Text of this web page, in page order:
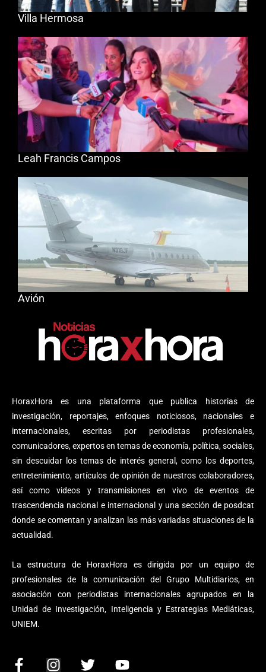
HoraxHora es una plataforma que publica historias de
investigación, reportajes, enfoques noticiosos, nacionales e
internacionales, escritas por periodistas profesionales,
comunicadores, expertos en temas de economía, política, sociales,
sin descuidar los temas de interés general, como los deportes,
entretenimiento, artículos de opinión de nuestros colaboradores,
así como videos y transmisiones en vivo de eventos de
trascendencia nacional e internacional y una sección de posdcat
donde se comentan y analizan las más variadas situaciones de la
actualidad.
La estructura de HoraxHora es dirigida por un equipo de
profesionales de la comunicación del Grupo Multidiarios, en
asociación con periodistas internacionales agrupados en la
Unidad de Investigación, Inteligencia y Estrategias Mediáticas,
UNIEM.
F
I
T
Y
Villa Hermosa
Leah Francis Campos
Avión